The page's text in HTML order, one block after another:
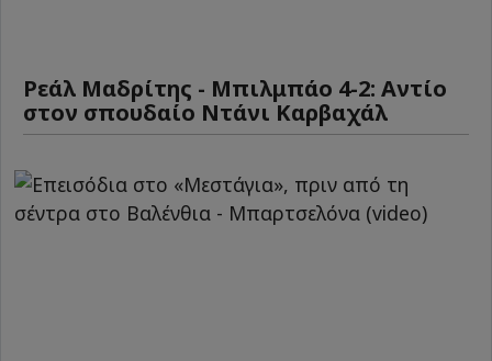
Ρεάλ Μαδρίτης - Μπιλμπάο 4-2: Αντίο
στον σπουδαίο Ντάνι Καρβαχάλ